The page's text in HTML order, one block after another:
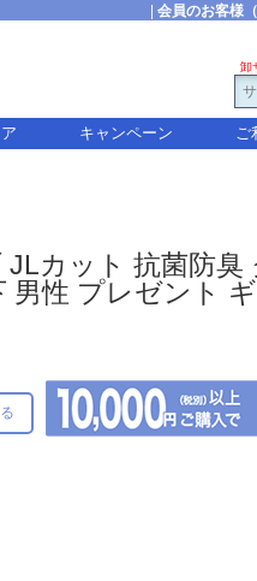
会員のお客様
卸
キャンペーン ご
カット 抗菌防臭
男性 プレゼント